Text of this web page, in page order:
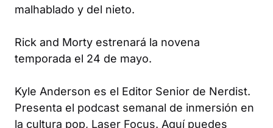
malhablado y del nieto.
Rick and Morty estrenará la novena
temporada el 24 de mayo.
Kyle Anderson es el Editor Senior de Nerdist.
Presenta el podcast semanal de inmersión en
la cultura pop, Laser Focus. Aquí puedes